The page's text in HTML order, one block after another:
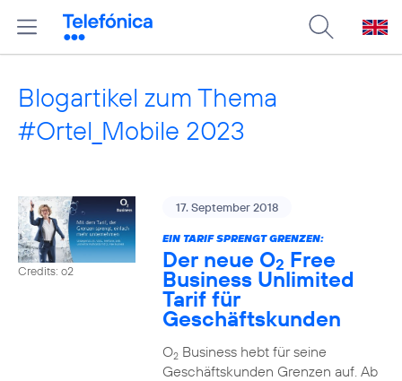
Blogartikel zum Thema
#Ortel_Mobile 2023
Credits: o2
17. September 2018
EIN TARIF SPRENGT GRENZEN:
Der neue O2 Free
Business Unlimited
Tarif für
Geschäftskunden
O2Business hebt für seine
Geschäftskunden Grenzen auf. Ab